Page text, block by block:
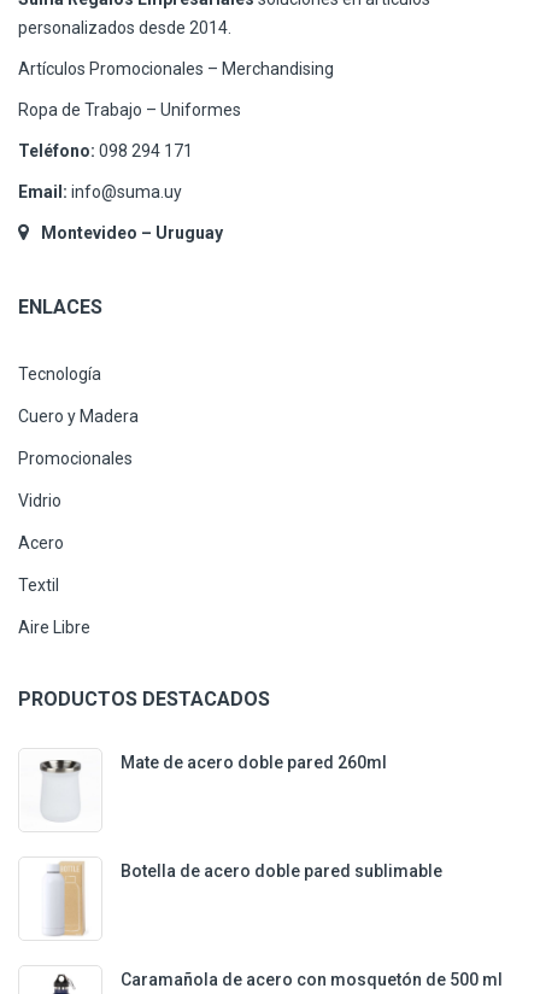
personalizados desde 2014.
Artículos Promocionales – Merchandising
Ropa de Trabajo – Uniformes
Teléfono: 098 294 171
Email: info@suma.uy
Montevideo – Uruguay
ENLACES
Tecnología
Cuero y Madera
Promocionales
Vidrio
Acero
Textil
Aire Libre
PRODUCTOS DESTACADOS
Mate de acero doble pared 260ml
Botella de acero doble pared sublimable
Caramañola de acero con mosquetón de 500 ml